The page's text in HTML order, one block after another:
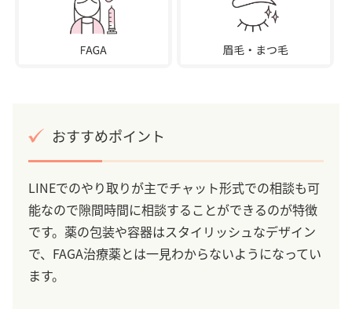
おすすめポイント
LINEでのやり取りが主でチャット形式での相談も可
能なので隙間時間に相談することができるのが特徴
です。薬の包装や容器はスタイリッシュなデザイン
で、FAGA治療薬とは一見わからないようになってい
ます。